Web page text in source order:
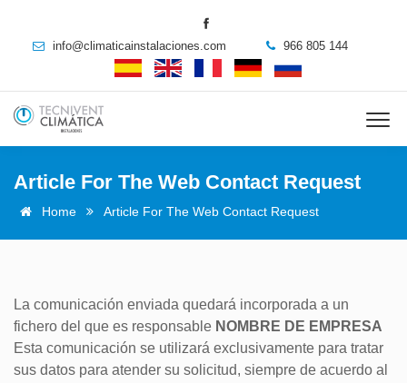
info@climaticainstalaciones.com 966 805 144
Article For The Web Contact Request
Home Article For The Web Contact Request
La comunicación enviada quedará incorporada a un
fichero del que es responsable NOMBRE DE EMPRESA
Esta comunicación se utilizará exclusivamente para tratar
sus datos para atender su solicitud, siempre de acuerdo al